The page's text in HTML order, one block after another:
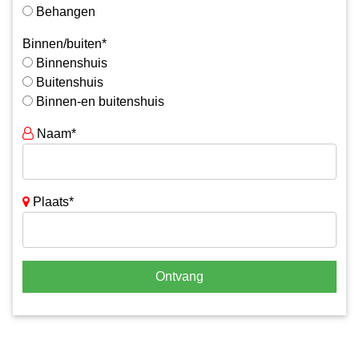
Behangen
Binnen/buiten*
Binnenshuis
Buitenshuis
Binnen-en buitenshuis
Naam*
Plaats*
Ontvang